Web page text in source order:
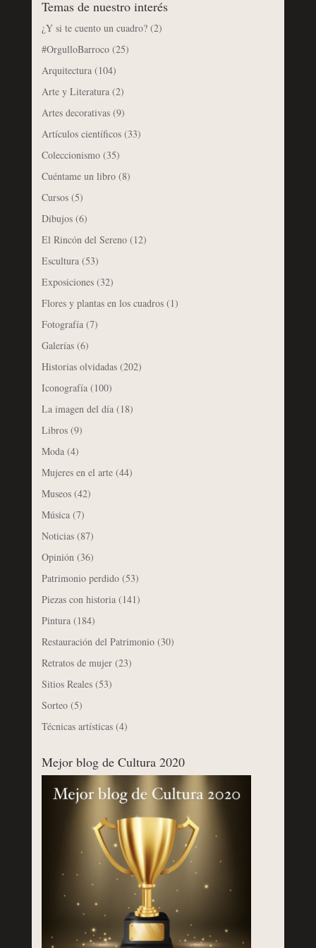
Temas de nuestro interés
¿Y si te cuento un cuadro?(2)
#OrgulloBarroco(25)
Arquitectura(104)
Arte y Literatura(2)
Artes decorativas(9)
Artículos científicos(33)
Coleccionismo(35)
Cuéntame un libro(8)
Cursos(5)
Dibujos(6)
El Rincón del Sereno(12)
Escultura(53)
Exposiciones(32)
Flores y plantas en los cuadros(1)
Fotografía(7)
Galerías(6)
Historias olvidadas(202)
Iconografía(100)
La imagen del día(18)
Libros(9)
Moda(4)
Mujeres en el arte(44)
Museos(42)
Música(7)
Noticias(87)
Opinión(36)
Patrimonio perdido(53)
Piezas con historia(141)
Pintura(184)
Restauración del Patrimonio(30)
Retratos de mujer(23)
Sitios Reales(53)
Sorteo(5)
Técnicas artísticas(4)
Mejor blog de Cultura 2020